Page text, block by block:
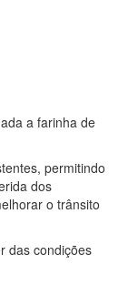
a farinha de
permitindo
dos
o trânsito
das condições